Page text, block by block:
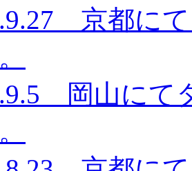
京都に
岡山にて